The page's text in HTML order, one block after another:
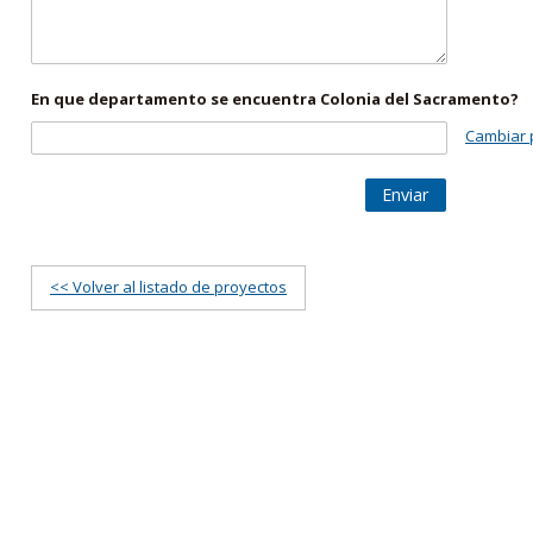
En que departamento se encuentra Colonia del Sacramento?
Cambiar
Enviar
<< Volver al listado de proyectos